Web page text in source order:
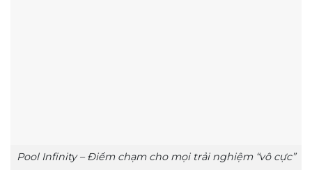
Pool Infinity – Điểm chạm cho mọi trải nghiệm “vô cực”